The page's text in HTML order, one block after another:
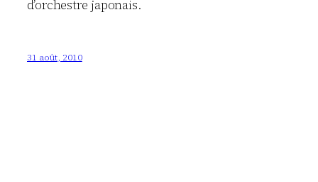
d’orchestre japonais.
31 août, 2010